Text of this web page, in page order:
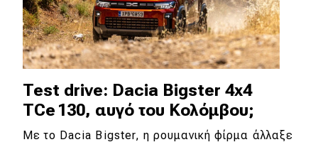
Test drive: Dacia Bigster 4x4
TCe 130, αυγό του Κολόμβου;
Με το Dacia Bigster, η ρουμανική φίρμα άλλαξε